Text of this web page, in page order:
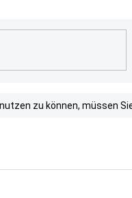
zu können, müssen